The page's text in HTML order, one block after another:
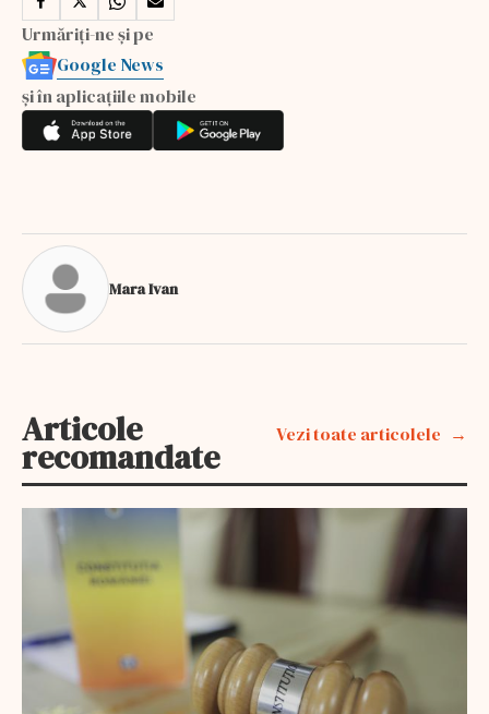
Urmăriți-ne și pe
Google News
și în aplicațiile mobile
Mara Ivan
Articole
recomandate
Vezi toate articolele